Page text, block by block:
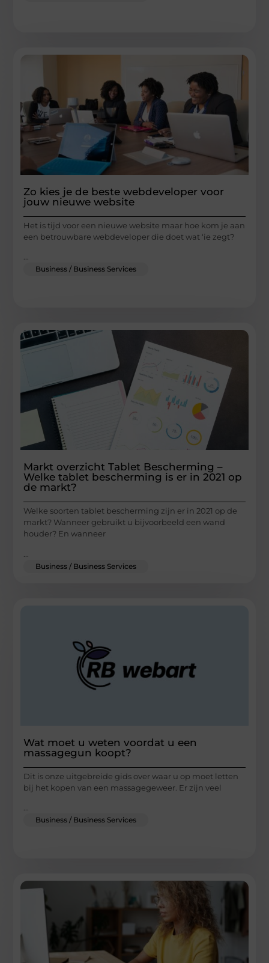
Zo kies je de beste webdeveloper voor
jouw nieuwe website
Het is tijd voor een nieuwe website maar hoe kom je aan
een betrouwbare webdeveloper die doet wat ‘ie zegt?
Business / Business Services
Markt overzicht Tablet Bescherming –
Welke tablet bescherming is er in 2021 op
de markt?
Welke soorten tablet bescherming zijn er in 2021 op de
markt? Wanneer gebruikt u bijvoorbeeld een wand
houder? En wanneer
Business / Business Services
Wat moet u weten voordat u een
massagegun koopt?
Dit is onze uitgebreide gids over waar u op moet letten
bij het kopen van een massagegeweer. Er zijn veel
Business / Business Services